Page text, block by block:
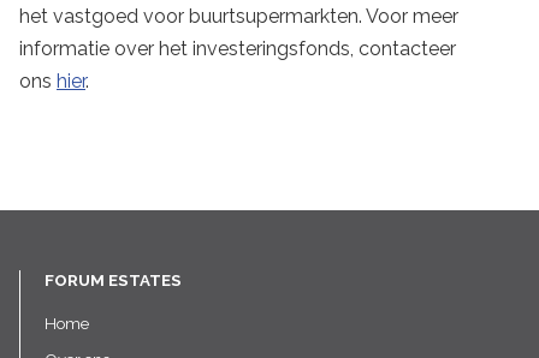
het vastgoed voor buurtsupermarkten. Voor meer
informatie over het investeringsfonds, contacteer
ons hier.
FORUM ESTATES
Home